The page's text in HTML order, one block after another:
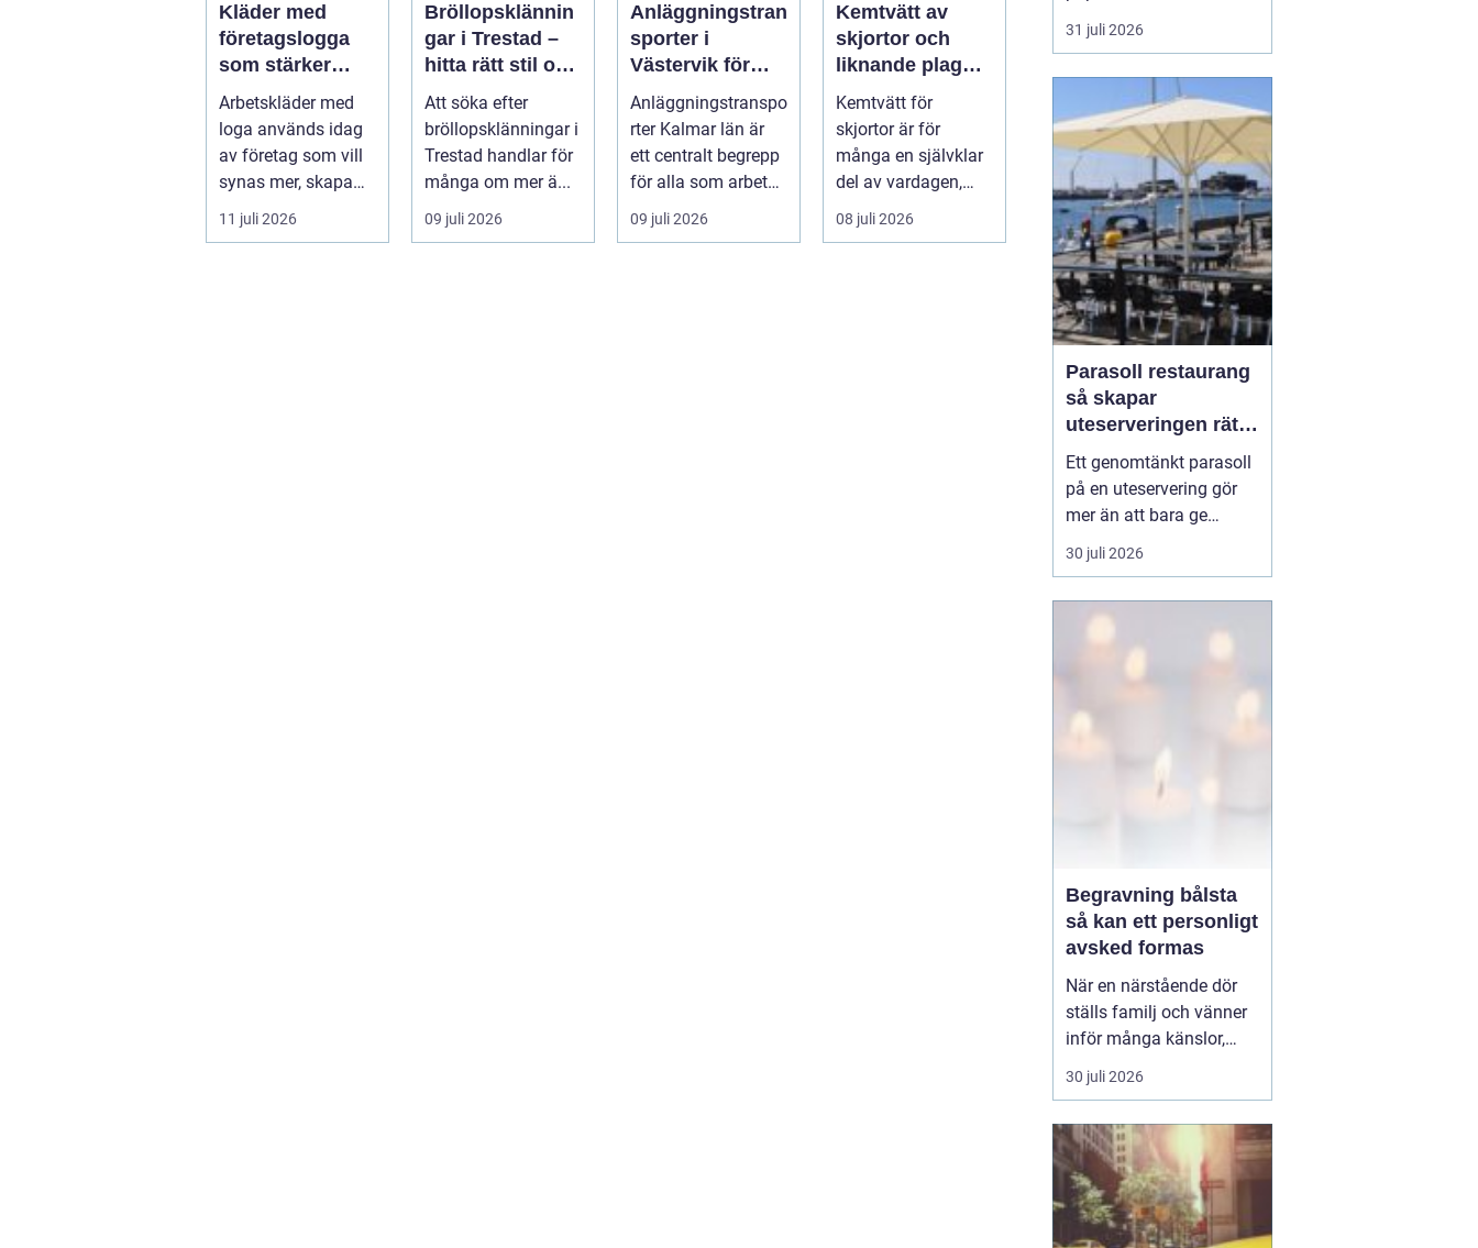
Kläder med
företagslogga
som stärker
varumärket
varje dag
Arbetskläder med
loga används idag
av företag som vill
synas mer, skapa
stolthet inte...
11 juli 2026
Bröllopsklännin
gar i Trestad –
hitta rätt stil och
passform inför
den stora dagen
Att söka efter
bröllopsklänningar i
Trestad handlar för
många om mer ä...
09 juli 2026
Anläggningstran
sporter i
Västervik för
effektiva
byggprojekt
Anläggningstranspo
rter Kalmar län är
ett centralt begrepp
för alla som arbetar
m...
09 juli 2026
Kemtvätt av
skjortor och
liknande plagg:
Så fungerar
professionell
klädvård i
praktiken
Kemtvätt för
skjortor är för
många en självklar
del av vardagen,
men ...
08 juli 2026
låta arvegods ligga i en
låda kan de formas om
passar stilen i dag och
bär med sig historien.
N&au...
31 juli 2026
Parasoll restaurang
så skapar
uteserveringen rätt
känsla året runt
Ett genomtänkt parasoll
på en uteservering gör
mer än att bara ge
skugga. Det påverkar hur
länge gästerna stannar,
och om de väljer att
komma tillbaka. När
kraven på komfort,
30 juli 2026
Begravning bålsta
så kan ett personligt
avsked formas
När en närstående dör
ställs familj och vänner
inför många känslor,
men också praktiska
beslut.
ceremoni i någon av
Håbo församlings kyrkor
eller ka...
30 juli 2026